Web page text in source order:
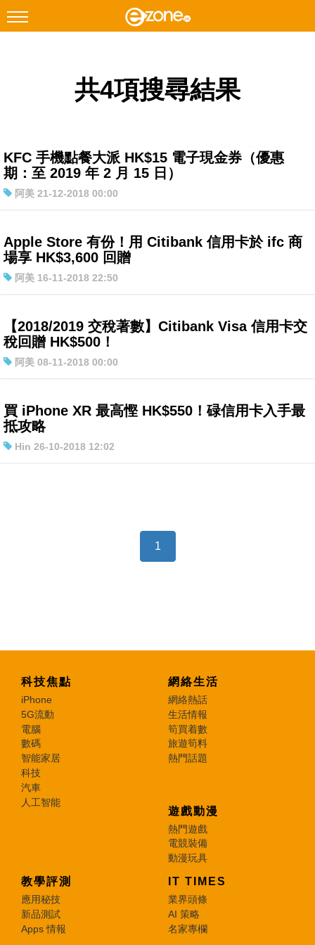
Instagram
遊戲動漫
教學評測
IT Times
生成式AI與雲端應用
特集
共4項搜尋結果
KFC 手機點餐大派 HK$15 電子現金券（優惠
期：至 2019 年 2 月 15 日）
阿美 21-12-2018 00:00
Apple Store 有份！用 Citibank 信用卡於 ifc 商
場享 HK$3,600 回贈
阿美 16-11-2018 22:50
【2018/2019 交稅著數】Citibank Visa 信用卡交
稅回贈 HK$500！
阿美 08-11-2018 00:00
買 iPhone XR 最高慳 HK$550！碌信用卡入手最
抵攻略
Hin 26-10-2018 12:02
1
科技焦點
iPhone
5G流動
電腦
數碼
智能家居
科技
汽車
人工智能
網絡生活
網絡熱話
生活情報
筍買着數
旅遊筍料
熱門話題
遊戲動漫
熱門遊戲
電競裝備
動漫玩具
教學評測
應用秘技
新品測試
Apps 情報
IT TIMES
業界頭條
AI 策略
名家專欄